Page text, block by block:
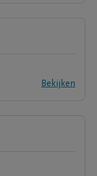
Bekijken